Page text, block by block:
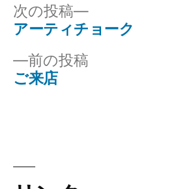
投
稿
ー
前の投稿
ご来店
次の投稿
次
の
アーティチョーク